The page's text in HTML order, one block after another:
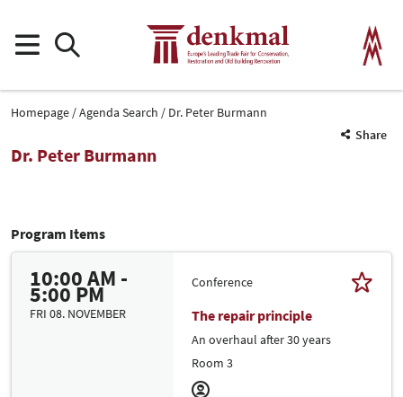
Homepage Agenda Search
Dr. Peter Burmann
Share
Dr. Peter Burmann
Program Items
10:00 AM -
5:00 PM
FRI 08. NOVEMBER
Conference
The repair principle
An overhaul after 30 years
Room 3